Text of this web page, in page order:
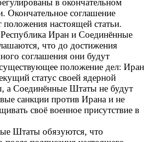
в окончательном
Окончательное соглашение
положения настоящей статьи.
Иран и Соединённые
что до достижения
соглашения они будут
положение дел: Иран
статус своей ядерной
а Соединённые Штаты не будут
санкции против Ирана и не
своё военное присутствие в
Штаты обязуются, что